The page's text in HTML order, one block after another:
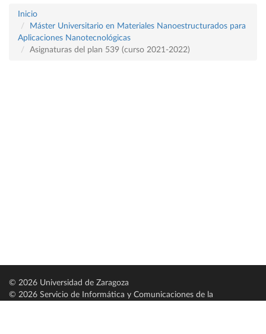
Inicio
Máster Universitario en Materiales Nanoestructurados para
Aplicaciones Nanotecnológicas
Asignaturas del plan 539 (curso 2021-2022)
© 2026 Universidad de Zaragoza
© 2026 Servicio de Informática y Comunicaciones de la